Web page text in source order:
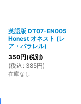
英語版 DT07-EN005
Honest オネスト (レ
ア・パラレル)
350円(税別)
(税込 : 385円)
在庫なし